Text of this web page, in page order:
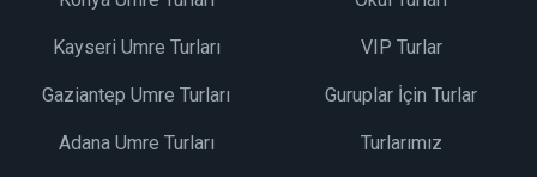
Kayseri Umre Turları
Gaziantep Umre Turları
Adana Umre Turları
VIP Turlar
Guruplar İçin Turlar
Turlarımız